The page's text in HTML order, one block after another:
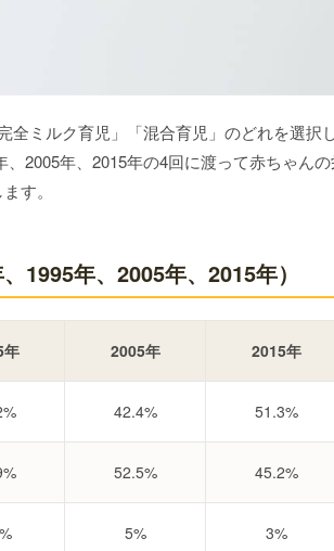
全ミルク育児」「混合育児」のどれを選択
2005年、2015年の4回に渡って赤ちゃん
す。
1995年、2005年、2015年）
年 2005年 2015年
42.4% 51.3%
52.5% 45.2%
5% 3%